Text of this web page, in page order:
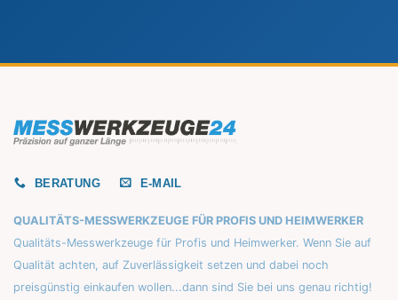
BERATUNG E-MAIL
QUALITÄTS-MESSWERKZEUGE FÜR PROFIS UND HEIMWERKER
Qualitäts-Messwerkzeuge für Profis und Heimwerker. Wenn Sie auf
Qualität achten, auf Zuverlässigkeit setzen und dabei noch
preisgünstig einkaufen wollen...dann sind Sie bei uns genau richtig!